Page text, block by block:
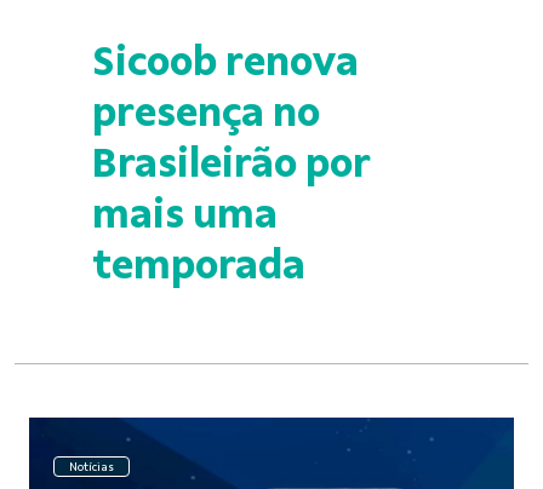
Sicoob renova
presença no
Brasileirão por
mais uma
temporada
Notícias